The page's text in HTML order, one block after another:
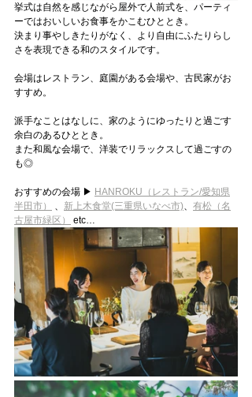
挙式は自然を感じながら屋外で人前式を、パーティ
ーではおいしいお食事をかこむひととき。
決まり事やしきたりがなく、より自由にふたりらし
さを表現できる和のスタイルです。
会場はレストラン、庭園がある会場や、古民家がお
すすめ。
派手なことはなしに、家のようにゆったりと過ごす
余白のあるひととき。
また和風な会場で、洋装でリラックスして過ごすの
も◎
おすすめの会場 ▶ HANROKU （レストラン/愛知県
半田市）
新上木食堂(三重県いなべ市)
有松（名
古屋市緑区）
etc…